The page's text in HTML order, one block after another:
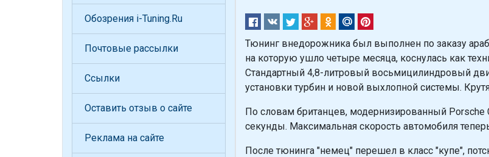
Тюнинг внедорожника был выполнен по заказу
на которую ушло четыре месяца, коснулась как
Стандартный 4,8-литровый восьмицилиндровый
установки турбин и новой выхлопной системы.
По словам британцев, модернизированный Porsche
секунды. Максимальная скорость автомобиля
После тюнинга "немец" перешел в класс "купе",
Обозрения i-Tuning.Ru
Почтовые рассылки
Ссылки
Оставить отзыв о сайте
Реклама на сайте